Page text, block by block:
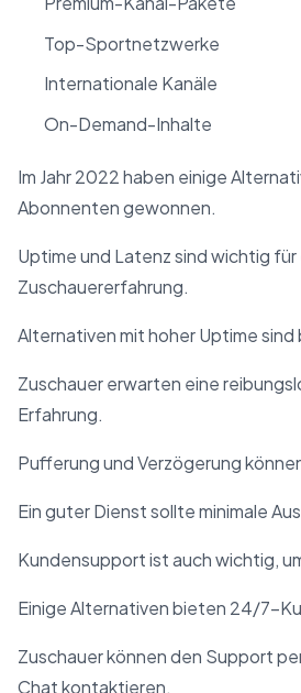
Top-Sportnetzwerke
Internationale Kanäle
On-Demand-Inhalte
Im Jahr 2022 haben einige
Abonnenten gewonnen.
Uptime und Latenz sind wichtig
Zuschauererfahrung.
Alternativen mit hoher Uptime
Zuschauer erwarten eine
Erfahrung.
Pufferung und Verzögerung
Ein guter Dienst sollte minimale
Kundensupport ist auch wichtig,
Einige Alternativen bieten 24/7-
Zuschauer können den Support
Chat kontaktieren.